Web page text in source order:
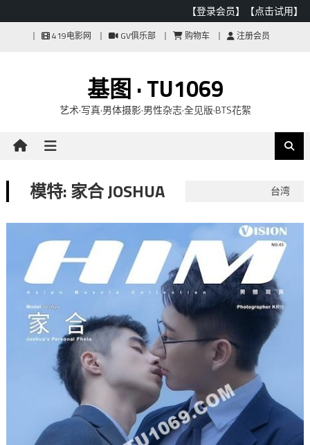
【登录会员】 【点击试用】
419电影网 GV俱乐部 购物车 注册会员
基图 · TU1069
艺术·写真·男体摄影·男性杂志·全见版·BTS花絮
模特: 家合 JOSHUA 台湾